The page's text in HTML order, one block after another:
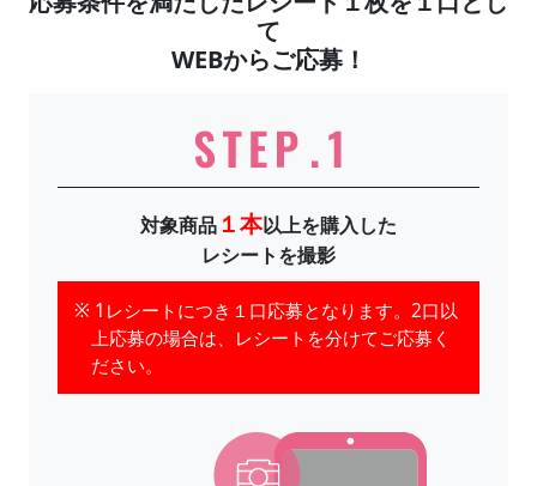
て
WEBからご応募！
対象商品 １本以上を購入した
レシートを撮影
1レシートにつき１口応募となります。2口以
上応募の場合は、レシートを分けてご応募く
ださい。